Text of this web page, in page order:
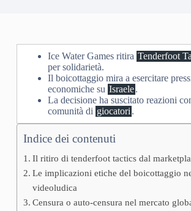
Ice Water Games ritira Tenderfoot
per solidarietà.
Il boicottaggio mira a esercitare
economiche su Israele.
La decisione ha suscitato reazioni
comunità di giocatori .
Indice dei contenuti
Il ritiro di tenderfoot tactics dal
Le implicazioni etiche del boicottaggio
videoludica
Censura o auto-censura nel mercato